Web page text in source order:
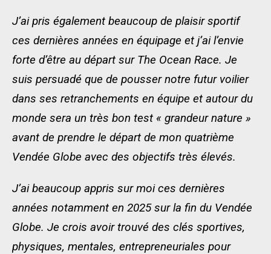
J’ai pris également beaucoup de plaisir sportif
ces dernières années en équipage et j’ai l’envie
forte d’être au départ sur The Ocean Race. Je
suis persuadé que de pousser notre futur voilier
dans ses retranchements en équipe et autour du
monde sera un très bon test « grandeur nature »
avant de prendre le départ de mon quatrième
Vendée Globe avec des objectifs très élevés.
J’ai beaucoup appris sur moi ces dernières
années notamment en 2025 sur la fin du Vendée
Globe. Je crois avoir trouvé des clés sportives,
physiques, mentales, entrepreneuriales pour